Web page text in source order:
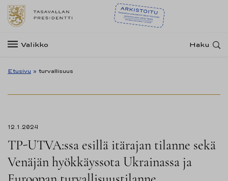
Valikko Haku
Etusivu » turvallisuus
12.1.2024
TP-UTVA:ssa esillä itärajan tilanne sekä
Venäjän hyökkäyssota Ukrainassa ja